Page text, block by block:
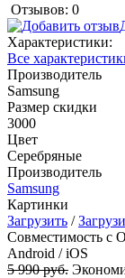
Отзывов: 0
Характеристики:
Все
Производитель
Samsung
Размер скидки
3000
Цвет
Серебряные
Производитель
Samsung
Картинки
Загрузить /
Совместимость с
Android / iOS
5 990 руб.